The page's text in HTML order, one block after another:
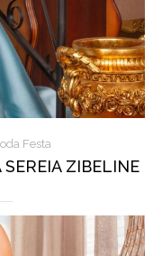
Festa
ZIBELINE